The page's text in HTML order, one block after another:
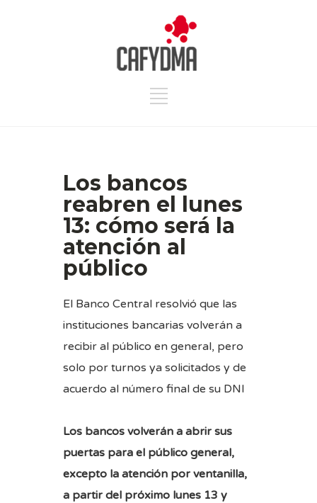
Los bancos
reabren el lunes
13: cómo será la
atención al
público
El Banco Central resolvió que las
instituciones bancarias volverán a
recibir al público en general, pero
solo por turnos ya solicitados y de
acuerdo al número final de su DNI
Los bancos volverán a abrir sus
puertas para el público general,
excepto la atención por ventanilla,
a partir del próximo lunes 13 y